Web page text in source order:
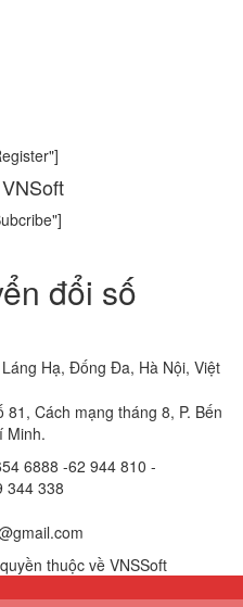
đổi số
Hạ, Đống Đa, Hà Nội, Việt
81, Cách mạng tháng 8, P. Bến
Minh.
6888 -62 944 810 -
344 338
thuộc về VNSSoft